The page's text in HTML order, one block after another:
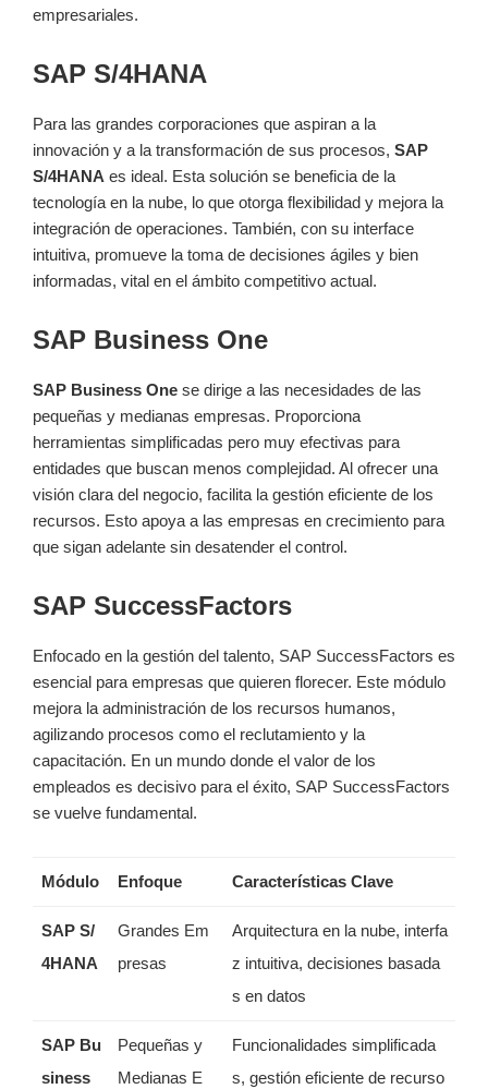
empresariales.
SAP S/4HANA
Para las grandes corporaciones que aspiran a la
innovación y a la transformación de sus procesos, SAP
S/4HANA es ideal. Esta solución se beneficia de la
tecnología en la nube, lo que otorga flexibilidad y mejora la
integración de operaciones. También, con su interface
intuitiva, promueve la toma de decisiones ágiles y bien
informadas, vital en el ámbito competitivo actual.
SAP Business One
SAP Business One se dirige a las necesidades de las
pequeñas y medianas empresas. Proporciona
herramientas simplificadas pero muy efectivas para
entidades que buscan menos complejidad. Al ofrecer una
visión clara del negocio, facilita la gestión eficiente de los
recursos. Esto apoya a las empresas en crecimiento para
que sigan adelante sin desatender el control.
SAP SuccessFactors
Enfocado en la gestión del talento, SAP SuccessFactors es
esencial para empresas que quieren florecer. Este módulo
mejora la administración de los recursos humanos,
agilizando procesos como el reclutamiento y la
capacitación. En un mundo donde el valor de los
empleados es decisivo para el éxito, SAP SuccessFactors
se vuelve fundamental.
Módulo Enfoque Características Clave
SAP S/
4HANA
Grandes Em
presas
Arquitectura en la nube, interfa
z intuitiva, decisiones basada
s en datos
SAP Bu
siness
Pequeñas y
Medianas E
Funcionalidades simplificada
s, gestión eficiente de recurso